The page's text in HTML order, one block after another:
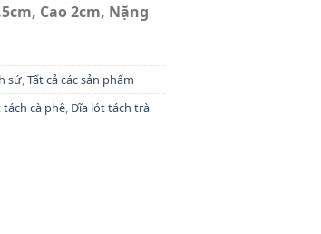
Cao 2cm, Nặng
sứ, Tất cả các sản phẩm
cà phê, Đĩa lót tách trà